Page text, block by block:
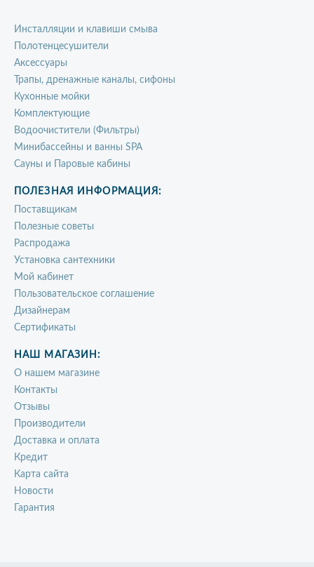
Инсталляции и клавиши смыва
Полотенцесушители
Аксессуары
Трапы, дренажные каналы, сифоны
Кухонные мойки
Комплектующие
Водоочистители (Фильтры)
Минибассейны и ванны SPA
Сауны и Паровые кабины
ПОЛЕЗНАЯ ИНФОРМАЦИЯ:
Поставщикам
Полезные советы
Распродажа
Установка сантехники
Мой кабинет
Пользовательское соглашение
Дизайнерам
Сертификаты
НАШ МАГАЗИН:
О нашем магазине
Контакты
Отзывы
Производители
Доставка и оплата
Кредит
Карта сайта
Новости
Гарантия